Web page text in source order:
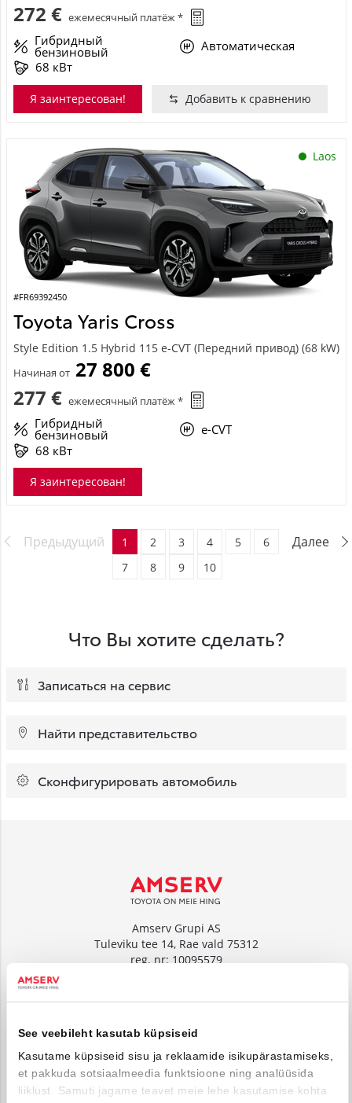
See veebileht kasutab küpsiseid
Kasutame küpsiseid sisu ja reklaamide isikupärastamiseks,
et pakkuda sotsiaalmeedia funktsioone ning analüüsida
liiklust. Samuti jagame teavet meie lehe kasutamise kohta
272 € ежемесячный платёж *
Гибридный
бензиновый
Автоматическая
68 кВт
Я заинтересован! Добавить к сравнению
Laos
#FR69392450
Toyota Yaris Cross
Style Edition 1.5 Hybrid 115 e-CVT (Передний привод) (68 kW)
Начиная от 27 800 €
277 € ежемесячный платёж *
Гибридный
бензиновый
e-CVT
68 кВт
Я заинтересован!
Предыдущий Далее
1 2 3 4 5
6
7
8 9 10
Что Вы хотите сделать?
Записаться на сервис
Найти представительство
Сконфигурировать автомобиль
Amserv Grupi AS
Tuleviku tee 14, Rae vald 75312
reg. nr: 10095579
Tuleviku tee 14, Rae vald 75312
reg. nr: 10000018
www.amservauto.ee